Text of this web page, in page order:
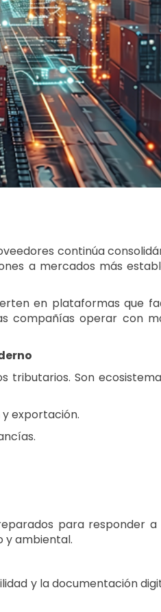
continúa
a mercados más
en plataformas que
compañías operar con
tributarios. Son
exportación.
para responder
y ambiental.
y la documentación